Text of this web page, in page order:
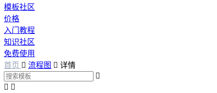
模板社区
价格
入门教程
知识社区
免费使用
首页  流程图  详情

 